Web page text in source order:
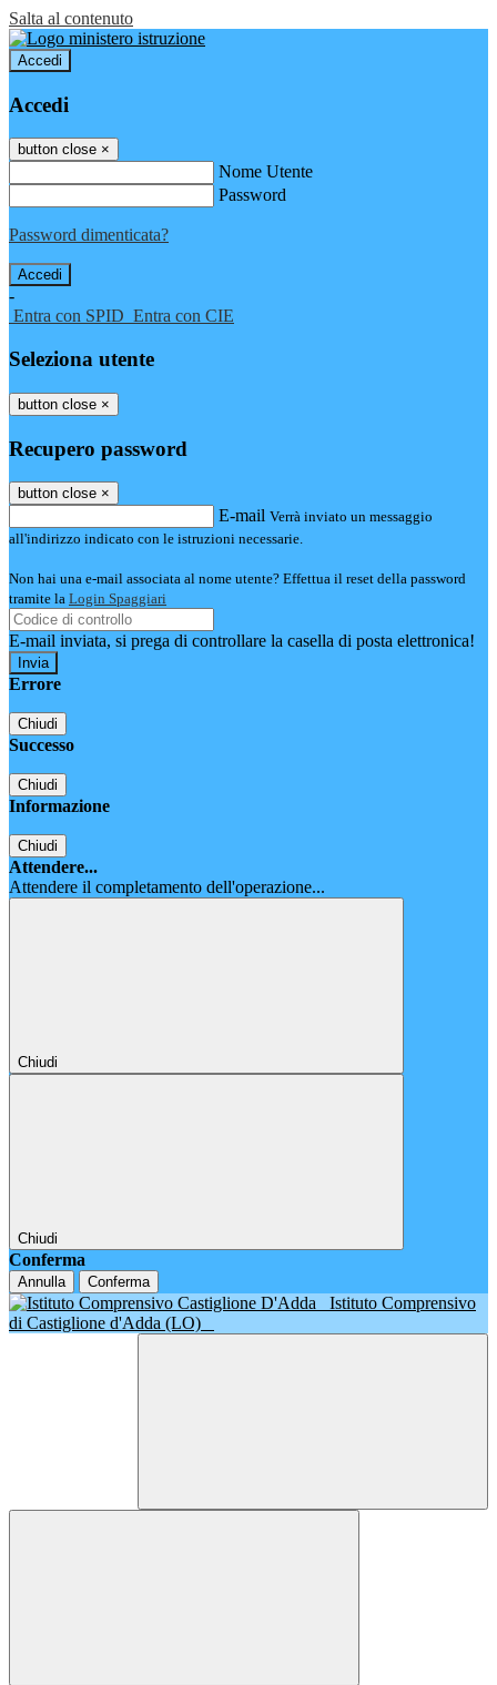
Salta al contenuto
Accedi
Accedi
button close ×
Nome Utente
Password
Password dimenticata?
-
Entra con SPID Entra con CIE
Seleziona utente
button close ×
Recupero password
button close ×
E-mail Verrà inviato un messaggio
all'indirizzo indicato con le istruzioni necessarie.
Non hai una e-mail associata al nome utente? Effettua il reset della password
tramite la Login Spaggiari
E-mail inviata, si prega di controllare la casella di posta elettronica!
Errore
Chiudi
Successo
Chiudi
Informazione
Chiudi
Attendere...
Attendere il completamento dell'operazione...
Chiudi
Chiudi
Conferma
Annulla Conferma
Istituto Comprensivo
di Castiglione d'Adda (LO)